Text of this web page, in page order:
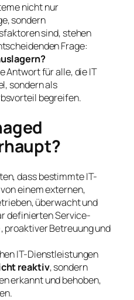
nicht nur
sondern
sind, stehen
Frage:
Antwort für alle, die IT
sondern als
begreifen.
dass bestimmte IT-
einem externen,
überwacht und
definierten Service-
proaktiver Betreuung und
IT-Dienstleistungen
reaktiv, sondern
erkannt und behoben,